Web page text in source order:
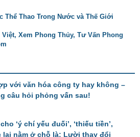
với văn hóa công ty hay không –
câu hỏi phỏng vấn sau!
‘ý chí yếu đuối’, ‘thiếu tiền’,
nằm ở chỗ là: Lười thay đổi